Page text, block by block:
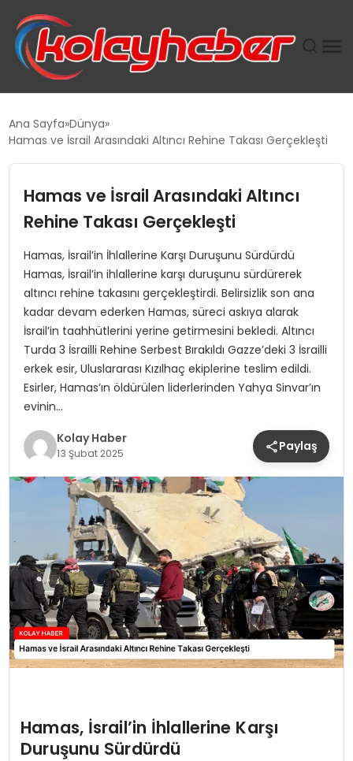
TANYER YAPI ZEMIN MÜHENDISLIĞINDE HEDEF
TOROSLAR’DA PAZAR GERGİNLİĞİ!
Ana Sayfa Dünya
Hamas ve İsrail Arasındaki Altıncı Rehine Takası Gerçekleşti
Hamas ve İsrail Arasındaki Altıncı
Rehine Takası Gerçekleşti
Hamas, İsrail’in İhlallerine Karşı Duruşunu Sürdürdü
Hamas, İsrail’in ihlallerine karşı duruşunu sürdürerek
altıncı rehine takasını gerçekleştirdi. Belirsizlik son ana
kadar devam ederken Hamas, süreci askıya alarak
İsrail’in taahhütlerini yerine getirmesini bekledi. Altıncı
Turda 3 İsrailli Rehine Serbest Bırakıldı Gazze’deki 3 İsrailli
erkek esir, Uluslararası Kızılhaç ekiplerine teslim edildi.
Esirler, Hamas’ın öldürülen liderlerinden Yahya Sinvar’ın
evinin…
Kolay Haber
13 Şubat 2025 Paylaş
Hamas, İsrail’in İhlallerine Karşı
Duruşunu Sürdürdü